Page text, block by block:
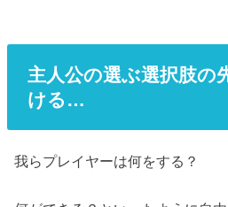
主人公の選ぶ選択肢の
ける…
我らプレイヤーは何をする？